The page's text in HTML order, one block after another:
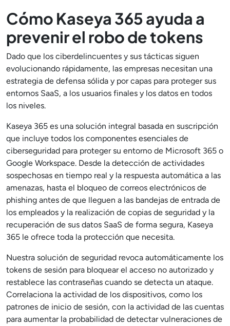
Cómo Kaseya 365 ayuda a
prevenir el robo de tokens
Dado que los ciberdelincuentes y sus tácticas siguen
evolucionando rápidamente, las empresas necesitan una
estrategia de defensa sólida y por capas para proteger sus
entornos SaaS, a los usuarios finales y los datos en todos
los niveles.
Kaseya 365 es una solución integral basada en suscripción
que incluye todos los componentes esenciales de
ciberseguridad para proteger su entorno de Microsoft 365 o
Google Workspace. Desde la detección de actividades
sospechosas en tiempo real y la respuesta automática a las
amenazas, hasta el bloqueo de correos electrónicos de
phishing antes de que lleguen a las bandejas de entrada de
los empleados y la realización de copias de seguridad y la
recuperación de sus datos SaaS de forma segura, Kaseya
365 le ofrece toda la protección que necesita.
Nuestra solución de seguridad revoca automáticamente los
tokens de sesión para bloquear el acceso no autorizado y
restablece las contraseñas cuando se detecta un ataque.
Correlaciona la actividad de los dispositivos, como los
patrones de inicio de sesión, con la actividad de las cuentas
para aumentar la probabilidad de detectar vulneraciones de